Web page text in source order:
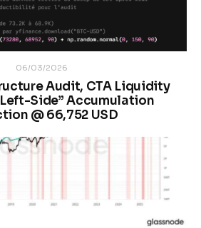
06/03/2026
Audit, CTA Liquidity
Side” Accumulation
@ 66,752 USD